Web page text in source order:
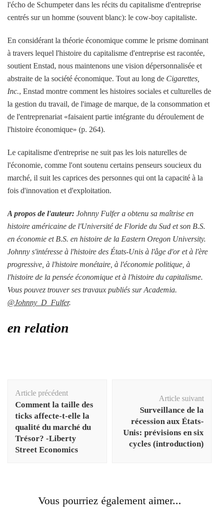
l'écho de Schumpeter dans les récits du capitalisme d'entreprise
centrés sur un homme (souvent blanc): le cow-boy capitaliste.
En considérant la théorie économique comme le prisme dominant
à travers lequel l'histoire du capitalisme d'entreprise est racontée,
soutient Enstad, nous maintenons une vision dépersonnalisée et
abstraite de la société économique. Tout au long de Cigarettes,
Inc., Enstad montre comment les histoires sociales et culturelles de
la gestion du travail, de l'image de marque, de la consommation et
de l'entreprenariat «faisaient partie intégrante du déroulement de
l'histoire économique» (p. 264).
Le capitalisme d'entreprise ne suit pas les lois naturelles de
l'économie, comme l'ont soutenu certains penseurs soucieux du
marché, il suit les caprices des personnes qui ont la capacité à la
fois d'innovation et d'exploitation.
A propos de l'auteur: Johnny Fulfer a obtenu sa maîtrise en
histoire américaine de l'Université de Floride du Sud et son B.S.
en économie et B.S. en histoire de la Eastern Oregon University.
Johnny s'intéresse à l'histoire des États-Unis à l'âge d'or et à l'ère
progressive, à l'histoire monétaire, à l'économie politique, à
l'histoire de la pensée économique et à l'histoire du capitalisme.
Vous pouvez trouver ses travaux publiés sur Academia.
@Johnny_D_Fulfer.
en relation
d'article
Article précédent
Comment la taille des
ticks affecte-t-elle la
qualité du marché du
Trésor? -Liberty
Street Economics
Article suivant
Surveillance de la
récession aux États-
Unis: prévisions en six
cycles (introduction)
Vous pourriez également aimer...